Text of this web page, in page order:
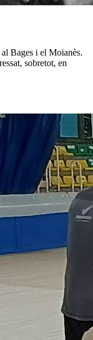
al Bages i el Moianès.
sobretot, en